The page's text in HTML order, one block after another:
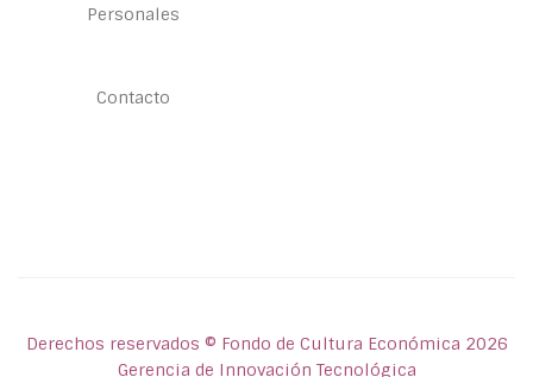
Personales
Contacto
Derechos reservados © Fondo de Cultura Económica 2026
Gerencia de Innovación Tecnológica